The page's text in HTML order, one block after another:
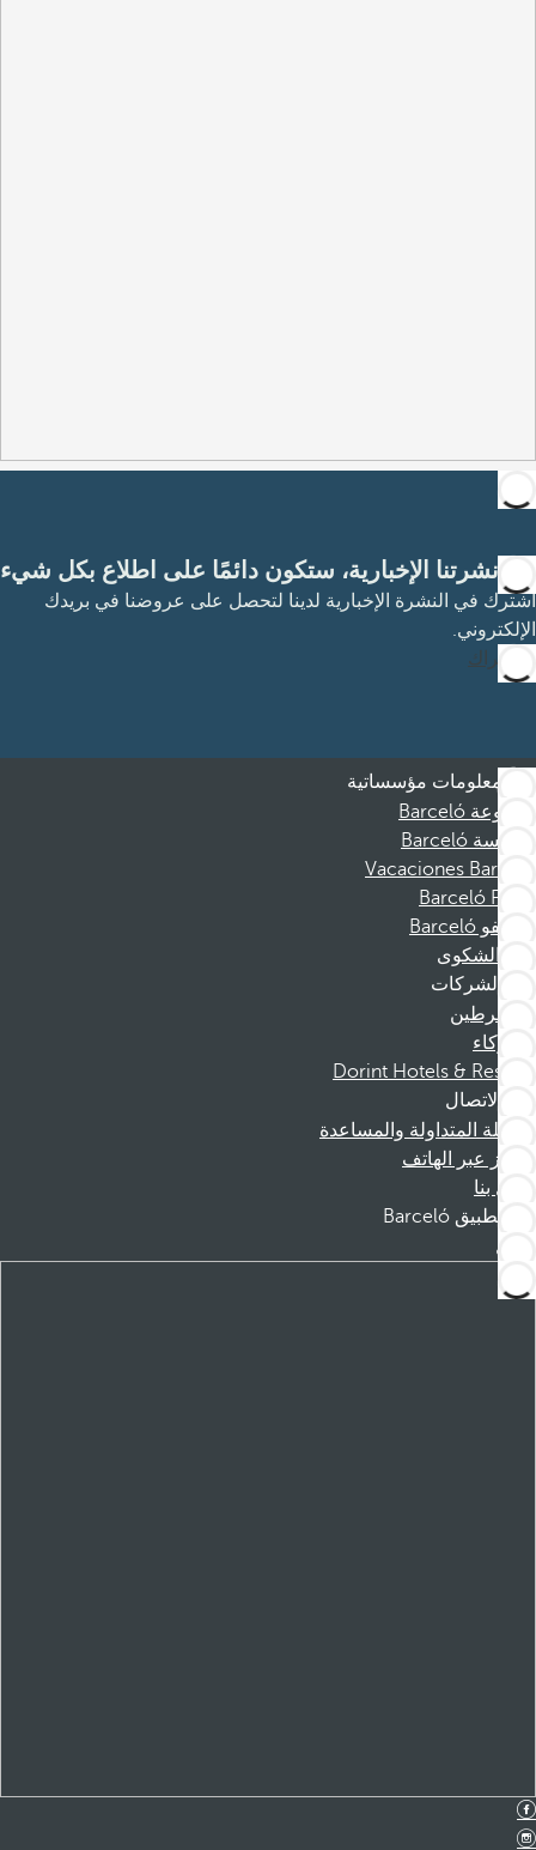
مع نشرتنا الإخبارية، ستكون دائمًا على اطلاع بكل شيء
اشترك في النشرة الإخبارية لدينا لتحصل على عروضنا في بريدك
الإلكتروني.
الاشتراك
معلومات مؤسساتية
مجموعة Barceló
مؤسسة Barceló
Vacaciones Barceló
Barceló Films
موظفو Barceló
قناة الشكوى
الشركات
المنخرطين
الشركاء
Dorint Hotels & Resorts
الاتصال
الأسئلة المتداولة والمساعدة
الحجز عبر الهاتف
اتصل بنا
تطبيق Barceló
تنزيل